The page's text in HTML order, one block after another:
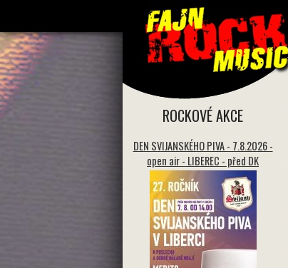
ROCKOVÉ AKCE
DEN SVIJANSKÉHO PIVA - 7.8.2026 -
open air - LIBEREC - před DK